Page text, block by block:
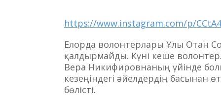
https://www.instagram.com/p/
Елорда волонтерлары Ұлы Отан
қалдырмайды. Күні кеше
Вера Никифировнаның үйінде
кезеңіндегі әйелдердің басынан
бөлісті. ⠀